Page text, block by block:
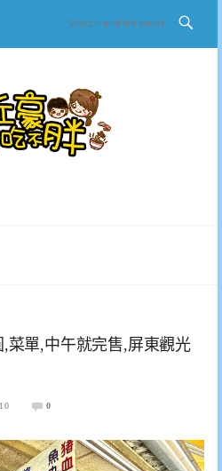
菜單,中午就完售,屏東觀光
0